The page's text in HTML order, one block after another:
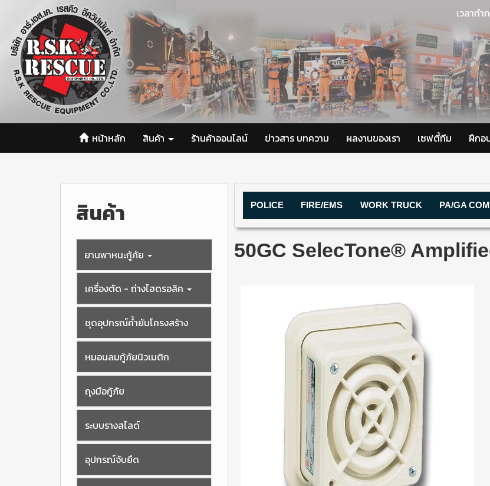
หน้าหลัก สินค้า ร้านค้าออนไลน์ ข่าวสาร บทความ ผลงานของเรา เซฟตี้ทีม ฝึกอ
เวลาท
สินค้า
ยานพาหนะกู้ภัย
เครื่องตัด - ถ่างไฮดรอลิค
ชุดอุปกรณ์ค้ำยันโครงสร้าง
หมอนลมกู้ภัยนิวเมติก
ถุงมือกู้ภัย
ระบบรางสไลด์
อุปกรณ์จับยึด
POLICE FIRE/EMS WORK TRUCK PA/GA
50GC SelecTone®